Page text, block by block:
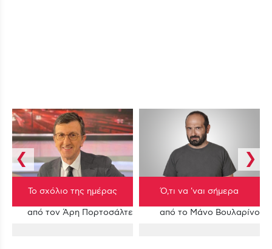
❮
Το σχόλιο της ημέρας
από τον Άρη Πορτοσάλτε
Ό,τι να 'ναι σήμερα
από το Μάνο Βουλαρίνο
❯